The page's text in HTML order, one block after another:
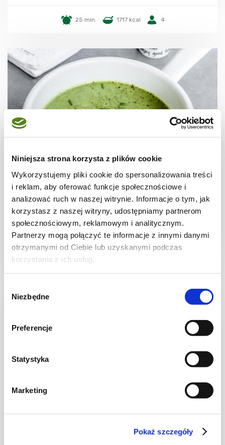
Niniejsza strona korzysta z plików cookie
Wykorzystujemy pliki cookie do spersonalizowania treści
i reklam, aby oferować funkcje społecznościowe i
analizować ruch w naszej witrynie. Informacje o tym, jak
korzystasz z naszej witryny, udostępniamy partnerom
społecznościowym, reklamowym i analitycznym.
Partnerzy mogą połączyć te informacje z innymi danymi
otrzymanymi od Ciebie lub uzyskanymi podczas
korzystania z ich usług.
zgody
Niezbędne
Preferencje
Statystyka
Marketing
Pokaż szczegóły
25 min. 1717 kcal 4
ZUPY
Zupa z cukinii
756 kcal
Sałatka pomidorowa z octem jabłkowym